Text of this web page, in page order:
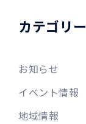
カテゴリー
お知らせ
イベント情報
地域情報